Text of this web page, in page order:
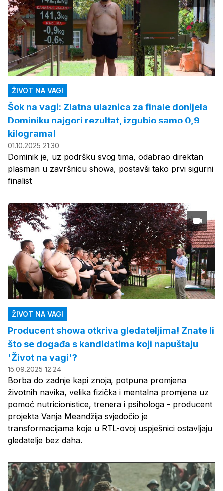
ŽIVOT NA VAGI
Šok na vagi: Zlatna ulaznica za finale donijela
Dominiku najgori rezultat, izgubio samo 0,9
kilograma!
01.10.2025 21:30
Dominik je, uz podršku svog tima, odabrao direktan
plasman u završnicu showa, postavši tako prvi sigurni
finalist
ŽIVOT NA VAGI
Producent showa otkriva gledateljima! Znate li
što se događa s kandidatima koji napuštaju
'Život na vagi'?
15.09.2025 12:24
Borba do zadnje kapi znoja, potpuna promjena
životnih navika, velika fizička i mentalna promjena uz
pomoć nutricionistice, trenera i psihologa - producent
projekta Vanja Meandžija svjedočio je
transformacijama koje u RTL-ovoj uspješnici ostavljaju
gledatelje bez daha.